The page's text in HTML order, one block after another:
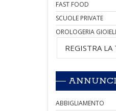
FAST FOOD
SCUOLE PRIVATE
OROLOGERIA
REGISTRA
ABBIGLIAMENTO